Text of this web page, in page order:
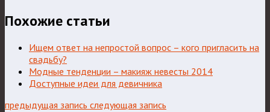
Похожие статьи
Ищем ответ на непростой вопрос – кого пригласить на
свадьбу?
Модные тенденции – макияж невесты 2014
Доступные идеи для девичника
предыдущая запись следующая запись